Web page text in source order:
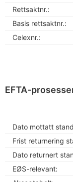
Rettsaktnr.:
Basis rettsaktnr.:
Celexnr.:
EFTA-
Dato mottatt
Frist returnering
Dato returnert
EØS-relevant: